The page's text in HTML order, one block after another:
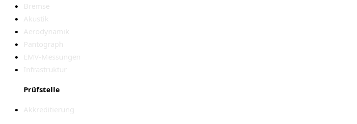
Bremse
Akustik
Aerodynamik
Pantograph
EMV-Messungen
Infrastruktur
Prüfstelle
Akkreditierung